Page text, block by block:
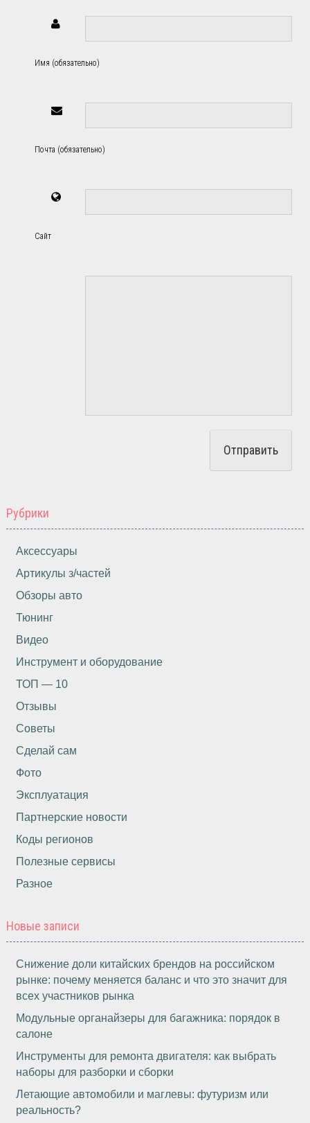
Имя (обязательно)
Почта (обязательно)
Сайт
Рубрики
Аксессуары
Артикулы з/частей
Обзоры авто
Тюнинг
Видео
Инструмент и оборудование
ТОП — 10
Отзывы
Советы
Сделай сам
Фото
Эксплуатация
Партнерские новости
Коды регионов
Полезные сервисы
Разное
Новые записи
Снижение доли китайских брендов на российском
рынке: почему меняется баланс и что это значит для
всех участников рынка
Модульные органайзеры для багажника: порядок в
салоне
Инструменты для ремонта двигателя: как выбрать
наборы для разборки и сборки
Летающие автомобили и маглевы: футуризм или
реальность?